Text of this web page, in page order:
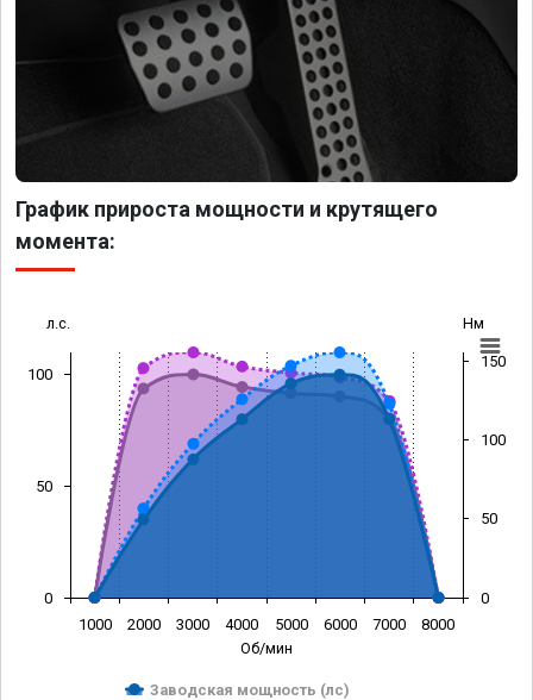
График прироста мощности и крутящего
момента:
Об/мин
л.с. Нм
Заводская мощность (лс)
1000 2000 3000 4000 5000 6000 7000 8000
0
50
100
0
50
100
150